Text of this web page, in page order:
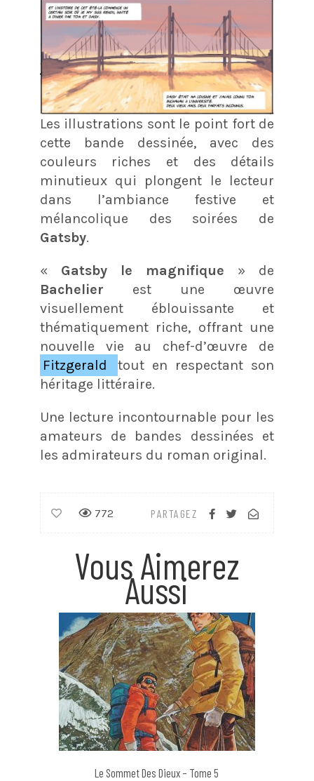
Les illustrations sont le point fort de
cette bande dessinée, avec des
couleurs riches et des détails
minutieux qui plongent le lecteur
dans l’ambiance festive et
mélancolique des soirées de
Gatsby.
« Gatsby le magnifique » de
Bachelier est une œuvre
visuellement éblouissante et
thématiquement riche, offrant une
nouvelle vie au chef-d’œuvre de
Fitzgerald
tout en respectant son
héritage littéraire.
Une lecture incontournable pour les
amateurs de bandes dessinées et
les admirateurs du roman original.
PARTAGEZ
772
Vous Aimerez
Aussi
Le Sommet Des Dieux – Tome 5